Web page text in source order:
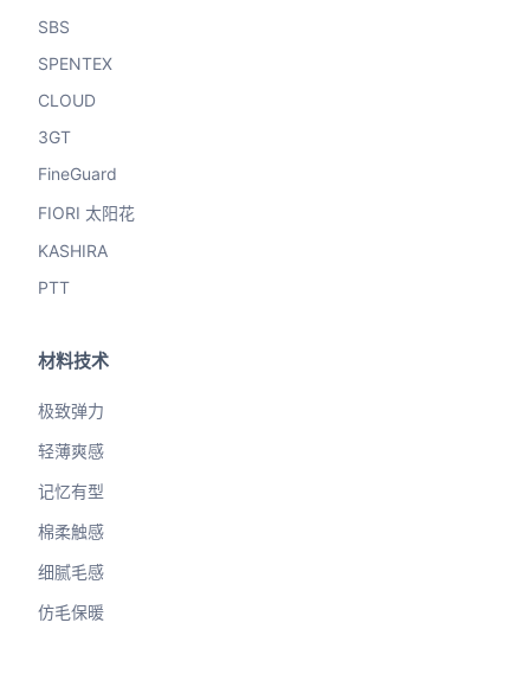
SBS
SPENTEX
CLOUD
3GT
FineGuard
FIORI 太阳花
KASHIRA
PTT
材料技术
极致弹力
轻薄爽感
记忆有型
棉柔触感
细腻毛感
仿毛保暖